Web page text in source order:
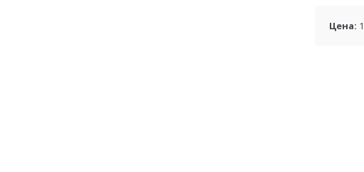
Цена: